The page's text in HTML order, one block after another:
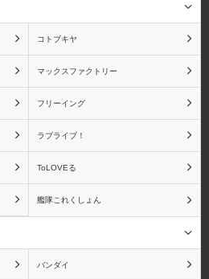
ねんどろいど
コトブキヤ
マックスファクトリー
フリーイング
ラブライブ！
ToLOVEる
艦隊これくしょん
バンダイ